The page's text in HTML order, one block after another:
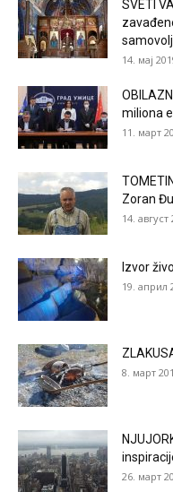
SVETI
14. мај
miliona
11. март
Zoran
14. август
Izvor
19. април
8. март
26. март